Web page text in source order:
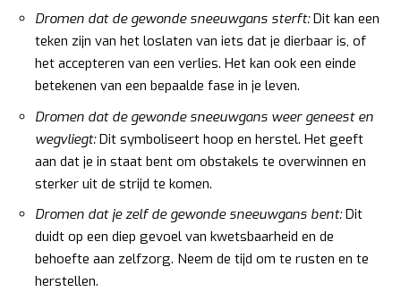
Dromen dat de gewonde sneeuwgans sterft:Dit kan een
teken zijn van het loslaten van iets dat je dierbaar is, of
het accepteren van een verlies. Het kan ook een einde
betekenen van een bepaalde fase in je leven.
Dromen dat de gewonde sneeuwgans weer geneest en
wegvliegt:Dit symboliseert hoop en herstel. Het geeft
aan dat je in staat bent om obstakels te overwinnen en
sterker uit de strijd te komen.
Dromen dat je zelf de gewonde sneeuwgans bent:Dit
duidt op een diep gevoel van kwetsbaarheid en de
behoefte aan zelfzorg. Neem de tijd om te rusten en te
herstellen.